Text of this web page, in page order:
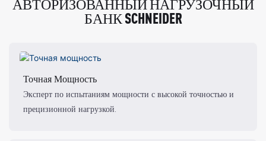
АВТОРИЗОВАННЫЙ НАГРУЗОЧНЫЙ
БАНК SCHNEIDER
Точная Мощность
Эксперт по испытаниям мощности с высокой точностью и
прецизионной нагрузкой.